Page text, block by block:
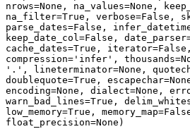
nrows=None, na_values=None,
na_filter=True, verbose=False,
parse_dates=False,
keep_date_col=False,
cache_dates=True,
compression='infer',
'.', lineterminator=None,
doublequote=True,
encoding=None, dialect=None,
warn_bad_lines=True,
low_memory=True,
float_precision=None)